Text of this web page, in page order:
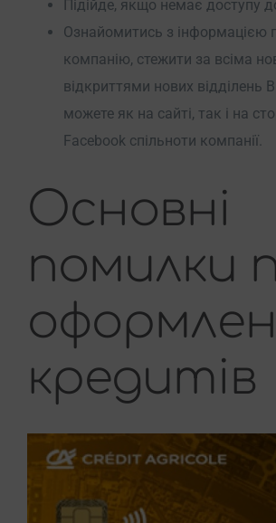
Підійде, якщо немає доступу
Ознайомитись з інформацією
компанію, стежити за всіма
відкриттями нових відділень
можете як на сайті, так і на
Facebook спільноти компанії.
Основні
помилки
кредитів